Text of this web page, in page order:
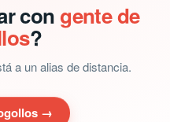
con gente de
?
a un alias de distancia.
→